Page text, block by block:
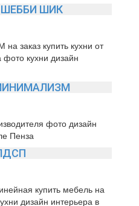
ШЕББИ ШИК